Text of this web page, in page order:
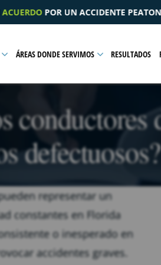
QUE RESULTÓ EN UNA LESIÓN
ÁREAS DONDE SERVIMOS RESULTADOS
defectuosos?
representar un
constantes en Florida
o inesperado en
accidentes graves.